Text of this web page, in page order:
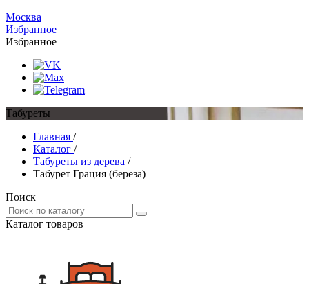
Москва
Избранное
Избранное
Табуреты
Главная /
Каталог /
Табуреты из дерева /
Табурет Грация (береза)
Поиск
Каталог товаров